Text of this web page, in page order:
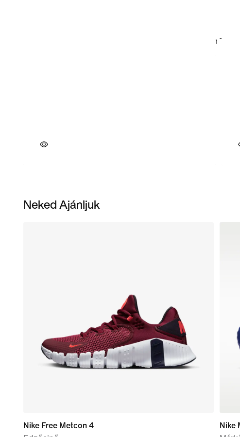
Neked Ajánljuk
Nike Free Metcon 4
Nike